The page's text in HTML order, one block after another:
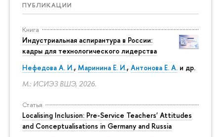
ПУБЛИКАЦИИ
Книга
Индустриальная аспирантура в России:
кадры для технологического лидерства
Нефедова А. И., Маринина Е. И., Антонова Е. А. и др.
М.: ИСИЭЗ ВШЭ, 2026.
Статья
Localising Inclusion: Pre-Service Teachers' Attitudes
and Conceptualisations in Germany and Russia